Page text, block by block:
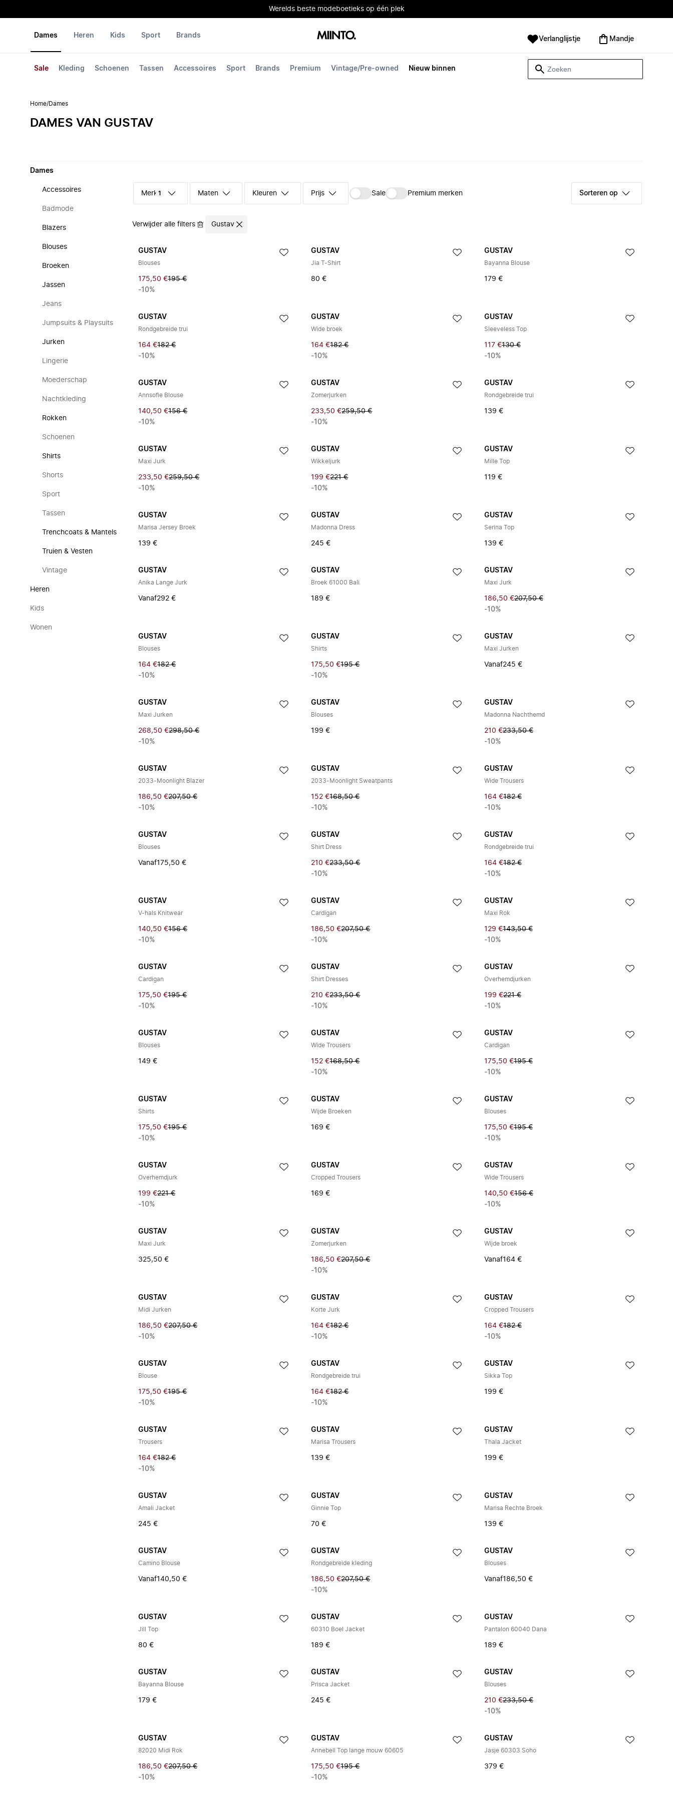
Werelds beste modeboetieks op één plek
Dames
Sale Kleding Schoenen Tassen Accessoires Sport Brands Premium Vintage/Pre-owned Nieuw binnen
Heren Kids Sport Brands Verlanglijstje Mandje
Home/Dames
DAMES VAN GUSTAV
Dames
Accessoires
Badmode
Blazers
Blouses
Broeken
Jassen
Jeans
Jumpsuits & Playsuits
Jurken
Lingerie
Moederschap
Nachtkleding
Rokken
Schoenen
Shirts
Shorts
Sport
Tassen
Trenchcoats & Mantels
Truien & Vesten
Vintage
Heren
Kids
Wonen
Merk 1 Maten Kleuren Prijs Sale Premium merken Sorteren op
Verwijder alle filters Gustav
GUSTAV
Blouses
175,50 €195 €
-10%
GUSTAV
Jia T-Shirt
80 €
GUSTAV
Bayanna Blouse
179 €
GUSTAV
Rondgebreide trui
164 €182 €
-10%
GUSTAV
Wide broek
164 €182 €
-10%
GUSTAV
Sleeveless Top
117 €130 €
-10%
GUSTAV
Annsofie Blouse
140,50 €156 €
-10%
GUSTAV
Zomerjurken
233,50 €259,50 €
-10%
GUSTAV
Rondgebreide trui
139 €
GUSTAV
Maxi Jurk
233,50 €259,50 €
-10%
GUSTAV
Wikkeljurk
199 €221 €
-10%
GUSTAV
Mille Top
119 €
GUSTAV
Marisa Jersey Broek
139 €
GUSTAV
Madonna Dress
245 €
GUSTAV
Serina Top
139 €
GUSTAV
Anika Lange Jurk
Vanaf292 €
GUSTAV
Broek 61000 Bali
189 €
GUSTAV
Maxi Jurk
186,50 €207,50 €
-10%
GUSTAV
Blouses
164 €182 €
-10%
GUSTAV
Shirts
175,50 €195 €
-10%
GUSTAV
Maxi Jurken
Vanaf245 €
GUSTAV
Maxi Jurken
268,50 €298,50 €
-10%
GUSTAV
Blouses
199 €
GUSTAV
Madonna Nachthemd
210 €233,50 €
-10%
GUSTAV
2033-Moonlight Blazer
186,50 €207,50 €
-10%
GUSTAV
2033-Moonlight Sweatpants
152 €168,50 €
-10%
GUSTAV
Wide Trousers
164 €182 €
-10%
GUSTAV
Blouses
Vanaf175,50 €
GUSTAV
Shirt Dress
210 €233,50 €
-10%
GUSTAV
Rondgebreide trui
164 €182 €
-10%
GUSTAV
V-hals Knitwear
140,50 €156 €
-10%
GUSTAV
Cardigan
186,50 €207,50 €
-10%
GUSTAV
Maxi Rok
129 €143,50 €
-10%
GUSTAV
Cardigan
175,50 €195 €
-10%
GUSTAV
Shirt Dresses
210 €233,50 €
-10%
GUSTAV
Overhemdjurken
199 €221 €
-10%
GUSTAV
Blouses
149 €
GUSTAV
Wide Trousers
152 €168,50 €
-10%
GUSTAV
Cardigan
175,50 €195 €
-10%
GUSTAV
Shirts
175,50 €195 €
-10%
GUSTAV
Wijde Broeken
169 €
GUSTAV
Blouses
175,50 €195 €
-10%
GUSTAV
Overhemdjurk
199 €221 €
-10%
GUSTAV
Cropped Trousers
169 €
GUSTAV
Wide Trousers
140,50 €156 €
-10%
GUSTAV
Maxi Jurk
325,50 €
GUSTAV
Zomerjurken
186,50 €207,50 €
-10%
GUSTAV
Wijde broek
Vanaf164 €
GUSTAV
Midi Jurken
186,50 €207,50 €
-10%
GUSTAV
Korte Jurk
164 €182 €
-10%
GUSTAV
Cropped Trousers
164 €182 €
-10%
GUSTAV
Blouse
175,50 €195 €
-10%
GUSTAV
Rondgebreide trui
164 €182 €
-10%
GUSTAV
Sikka Top
199 €
GUSTAV
Trousers
164 €182 €
-10%
GUSTAV
Marisa Trousers
139 €
GUSTAV
Thala Jacket
199 €
GUSTAV
Amali Jacket
245 €
GUSTAV
Ginnie Top
70 €
GUSTAV
Marisa Rechte Broek
139 €
GUSTAV
Camino Blouse
Vanaf140,50 €
GUSTAV
Rondgebreide kleding
186,50 €207,50 €
-10%
GUSTAV
Blouses
Vanaf186,50 €
GUSTAV
Jill Top
80 €
GUSTAV
60310 Boel Jacket
189 €
GUSTAV
Pantalon 60040 Dana
189 €
GUSTAV
Bayanna Blouse
179 €
GUSTAV
Prisca Jacket
245 €
GUSTAV
Blouses
210 €233,50 €
-10%
GUSTAV
82020 Midi Rok
186,50 €207,50 €
-10%
GUSTAV
Annebell Top lange mouw 60605
175,50 €195 €
-10%
GUSTAV
Jasje 60303 Soho
379 €